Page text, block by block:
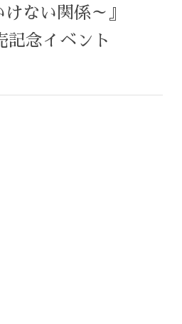
けない関係～』
記念イベント